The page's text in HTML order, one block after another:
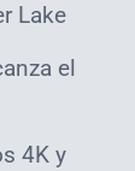
Lake
el
4K y